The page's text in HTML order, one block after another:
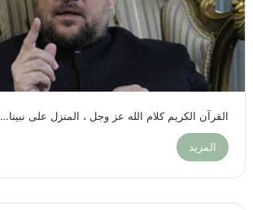
القرآن الكريم كلام الله عز وجل ، المنزل على نبينا…
المزيد